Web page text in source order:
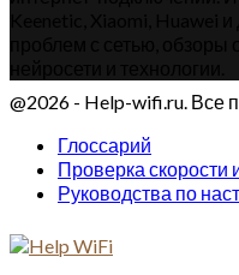
@2026 - Help-wifi.ru. Все
Глоссарий
Проверка скорости
Руководства по